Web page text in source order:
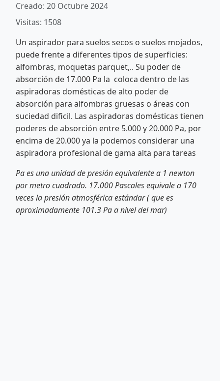
Creado: 20 Octubre 2024
Visitas: 1508
Un aspirador para suelos secos o suelos mojados,
puede frente a diferentes tipos de superficies:
alfombras, moquetas parquet,.. Su poder de
absorción de 17.000 Pa la coloca dentro de las
aspiradoras domésticas de alto poder de
absorción para alfombras gruesas o áreas con
suciedad dificil. Las aspiradoras domésticas tienen
poderes de absorción entre 5.000 y 20.000 Pa, por
encima de 20.000 ya la podemos considerar una
aspiradora profesional de gama alta para tareas
Pa es una unidad de presión equivalente a 1 newton
por metro cuadrado. 17.000 Pascales equivale a 170
veces la presión atmosférica estándar ( que es
aproximadamente 101.3 Pa a nivel del mar)